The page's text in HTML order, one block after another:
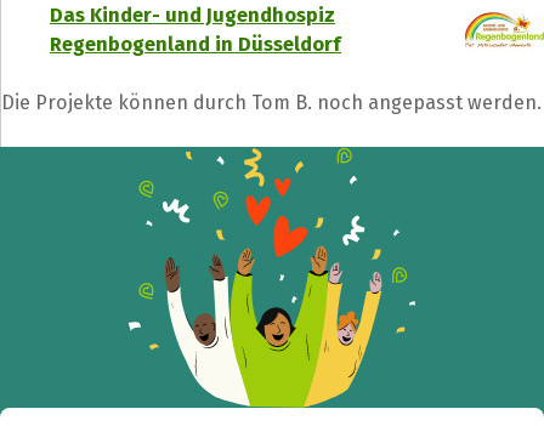
Das Kinder- und Jugendhospiz
Regenbogenland in Düsseldorf
Die Projekte können durch Tom B. noch angepasst werden.
Teile die Spendenaktion
Hilf mit noch mehr Spenden zu sammeln!
Facebook WhatsApp